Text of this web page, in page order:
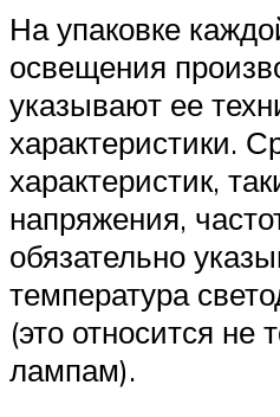
На упаковке
освещения
указывают ее
характеристики.
характеристик,
напряжения,
обязательно
температура
(это относится не
лампам).